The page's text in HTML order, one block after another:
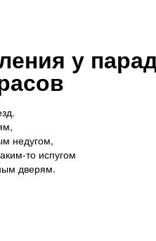
у
недугом,
то испугом
дверям.